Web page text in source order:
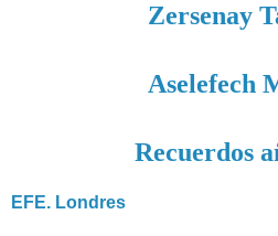
Zersenay
Aselefech
Recuerdos
EFE. Londres